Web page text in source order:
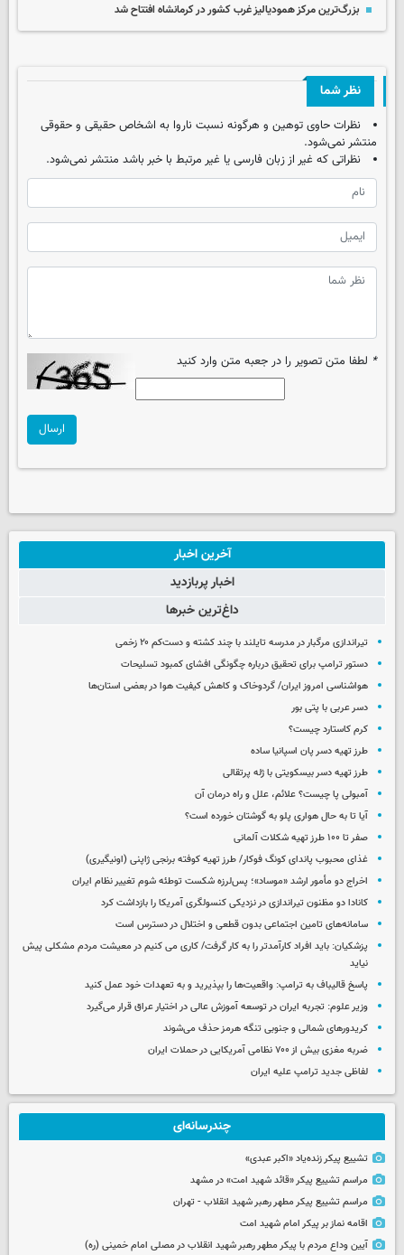
بزرگ‌ترین مرکز همودیالیز غرب کشور در کرمانشاه افتتاح شد
نظر شما
نظرات حاوی توهین و هرگونه نسبت ناروا به اشخاص حقیقی و حقوقی
منتشر نمی‌شود.
نظراتی که غیر از زبان فارسی یا غیر مرتبط با خبر باشد منتشر نمی‌شود.
* لطفا متن تصویر را در جعبه متن وارد کنید
ارسال
آخرین اخبار
اخبار پربازدید
داغ‌ترین خبرها
تیراندازی مرگبار در مدرسه‌ تایلند با چند کشته و دست‌کم ۲۰ زخمی
دستور ترامپ برای تحقیق درباره چگونگی افشای کمبود تسلیحات
هواشناسی امروز ایران/ گردوخاک و کاهش کیفیت هوا در بعضی استان‌ها
دسر عربی با پتی بور
کرم کاستارد چیست؟
طرز تهیه دسر پان اسپانیا ساده
طرز تهیه دسر بیسکویتی با ژله پرتقالی
آمبولی پا چیست؟ علائم، علل و راه درمان آن
آیا تا به حال هواری پلو به گوشتان خورده است؟
صفر تا ۱۰۰ طرز تهیه شکلات آلمانی
غذای محبوب پاندای کونگ فوکار/ طرز تهیه کوفته برنجی ژاپنی (اونیگیری)
اخراج دو مأمور ارشد «موساد»؛ پس‌لرزه شکست توطئه شوم تغییر نظام ایران
کانادا دو مظنون تیراندازی در نزدیکی کنسولگری آمریکا را بازداشت کرد
سامانه‌های تامین اجتماعی بدون قطعی و اختلال در دسترس است
پزشکیان: باید افراد کارآمدتر را به کار گرفت/ کاری می کنیم در معیشت مردم مشکلی پیش
نیاید
پاسخ قالیباف به ترامپ: واقعیت‌ها را بپذیرید و به تعهدات خود عمل کنید
وزیر علوم: تجربه ایران در توسعه آموزش عالی در اختیار عراق قرار می‌گیرد
کریدورهای شمالی و جنوبی تنگه هرمز حذف می‌شوند
ضربه مغزی بیش از ۷۰۰ نظامی آمریکایی در حملات ایران
لفاظی جدید ترامپ علیه ایران
چندرسانه‌ای
تشییع پیکر زنده‌یاد «اکبر عبدی»
مراسم تشییع پیکر «قائد شهید امت» در مشهد
مراسم تشییع پیکر مطهر رهبر شهید انقلاب - تهران
اقامه نماز بر پیکر امام شهید امت
آیین وداع مردم با پیکر مطهر رهبر شهید انقلاب در مصلی امام خمینی (ره)